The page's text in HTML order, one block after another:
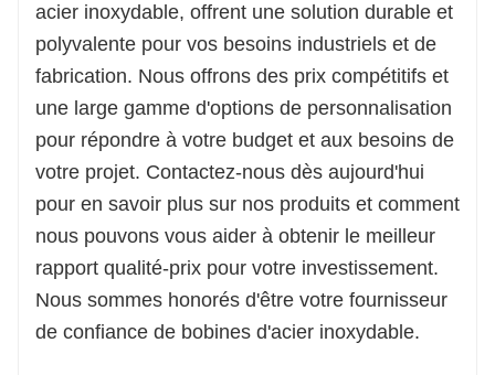
acier inoxydable, offrent une solution durable et
polyvalente pour vos besoins industriels et de
fabrication. Nous offrons des prix compétitifs et
une large gamme d'options de personnalisation
pour répondre à votre budget et aux besoins de
votre projet. Contactez-nous dès aujourd'hui
pour en savoir plus sur nos produits et comment
nous pouvons vous aider à obtenir le meilleur
rapport qualité-prix pour votre investissement.
Nous sommes honorés d'être votre fournisseur
de confiance de bobines d'acier inoxydable.